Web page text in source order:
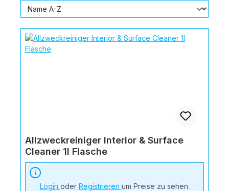
Allzweckreiniger Interior & Surface
Cleaner 1l Flasche
Login oder Registrieren um Preise zu sehen.